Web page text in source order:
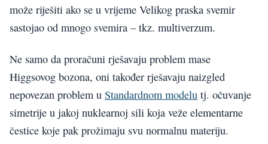
može riješiti ako se u vrijeme Velikog praska svemir
sastojao od mnogo svemira – tkz. multiverzum.
Ne samo da proračuni rješavaju problem mase
Higgsovog bozona, oni također rješavaju naizgled
nepovezan problem u Standardnom modelu tj. očuvanje
simetrije u jakoj nuklearnoj sili koja veže elementarne
čestice koje pak prožimaju svu normalnu materiju.